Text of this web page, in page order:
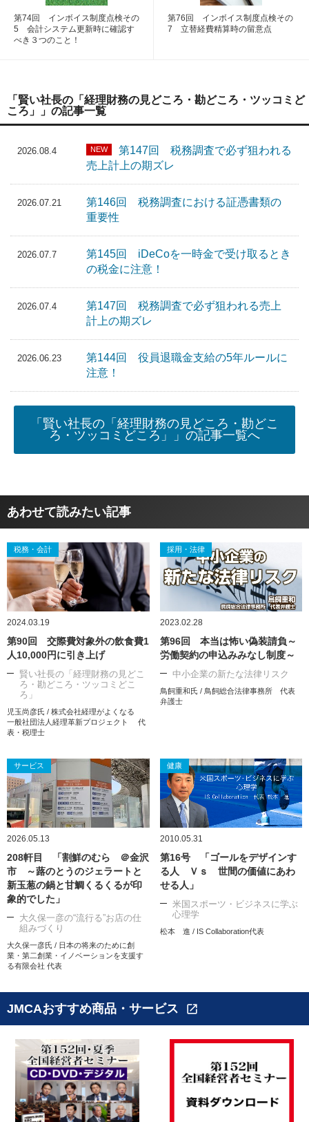
第74回 インボイス制度点検その
5 会計システム更新時に確認す
べき３つのこと！
第76回 インボイス制度点検その
7 立替経費精算時の留意点
「賢い社長の「経理財務の見どころ・勘どころ・ツッコミど
ころ」」の記事一覧
2026.08.4 NEW
第147回 税務調査で必ず狙われる
売上計上の期ズレ
2026.07.21
第146回 税務調査における証憑書類の
重要性
2026.07.7
第145回 iDeCoを一時金で受け取るとき
の税金に注意！
2026.07.4
第147回 税務調査で必ず狙われる売上
計上の期ズレ
2026.06.23
第144回 役員退職金支給の5年ルールに
注意！
「賢い社長の「経理財務の見どころ・勘どこ
ろ・ツッコミどころ」」の記事一覧へ
あわせて読みたい記事
税務・会計
2024.03.19
第90回 交際費対象外の飲食費1
人10,000円に引き上げ
賢い社長の「経理財務の見どこ
ろ・勘どころ・ツッコミどこ
ろ」
児玉尚彦氏 / 株式会社経理がよくなる
一般社団法人経理革新プロジェクト 代
表・税理士
採用・法律
2023.02.28
第96回 本当は怖い偽装請負～
労働契約の申込みみなし制度～
中小企業の新たな法律リスク
鳥飼重和氏 / 鳥飼総合法律事務所 代表
弁護士
サービス
2026.05.13
208軒目 「割鮮のむら ＠金沢
市 ～蕗のとうのジェラートと
新玉葱の鍋と甘鯛くるくるが印
象的でした」
大久保一彦の“流行る”お店の仕
組みづくり
大久保一彦氏 / 日本の将来のために創
業・第二創業・イノベーションを支援す
る有限会社 代表
健康
2010.05.31
第16号 「ゴールをデザインす
る人 Ｖｓ 世間の価値にあわ
せる人」
米国スポーツ・ビジネスに学ぶ
心理学
松本 進 / IS Collaboration代表
JMCAおすすめ商品・サービス open_in_new